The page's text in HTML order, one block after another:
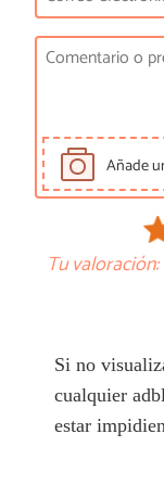
Añade
Tu valoración:
Si no
cualquier
estar